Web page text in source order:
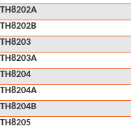
TH8202A
TH8202B
TH8203
TH8203A
TH8204
TH8204A
TH8204B
TH8205